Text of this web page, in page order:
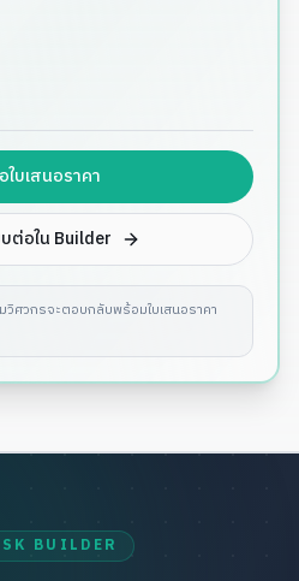
ใบเสนอราคา
ต่อใน Builder
วิศวกรจะตอบกลับพร้อมใบเสนอราคา
BUILDER